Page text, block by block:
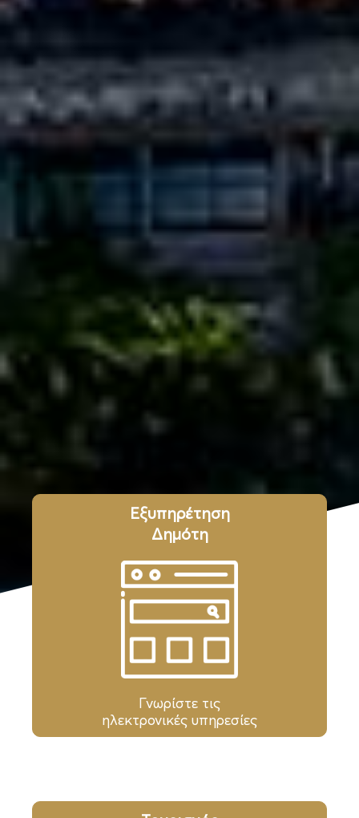
Εξυπηρέτηση
Δημότη
Γνωρίστε τις
ηλεκτρονικές υπηρεσίες